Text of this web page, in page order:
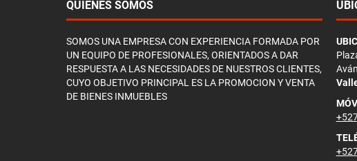
QUIÉNES SOMOS
SOMOS UNA EMPRESA CON EXPERIENCIA FORMADA POR
UN EQUIPO DE PROFESIONALES, ORIENTADOS A DAR
RESPUESTA A LAS NECESIDADES DE NUESTROS CLIENTES,
CUYO OBJETIVO PRINCIPAL ES LA PROMOCION Y VENTA
DE BIENES INMUEBLES